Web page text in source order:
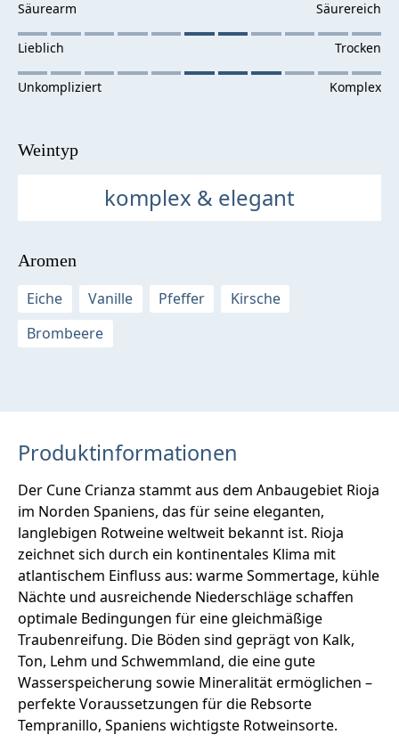
Weintyp
komplex & elegant
Aromen
Eiche
Vanille Pfeffer
Kirsche
Brombeere
Produktinformationen
Der Cune Crianza stammt aus dem Anbaugebiet Rioja
im Norden Spaniens, das für seine eleganten,
langlebigen Rotweine weltweit bekannt ist. Rioja
zeichnet sich durch ein kontinentales Klima mit
atlantischem Einfluss aus: warme Sommertage, kühle
Nächte und ausreichende Niederschläge schaffen
optimale Bedingungen für eine gleichmäßige
Traubenreifung. Die Böden sind geprägt von Kalk,
Ton, Lehm und Schwemmland, die eine gute
Wasserspeicherung sowie Mineralität ermöglichen –
perfekte Voraussetzungen für die Rebsorte
Tempranillo, Spaniens wichtigste Rotweinsorte.